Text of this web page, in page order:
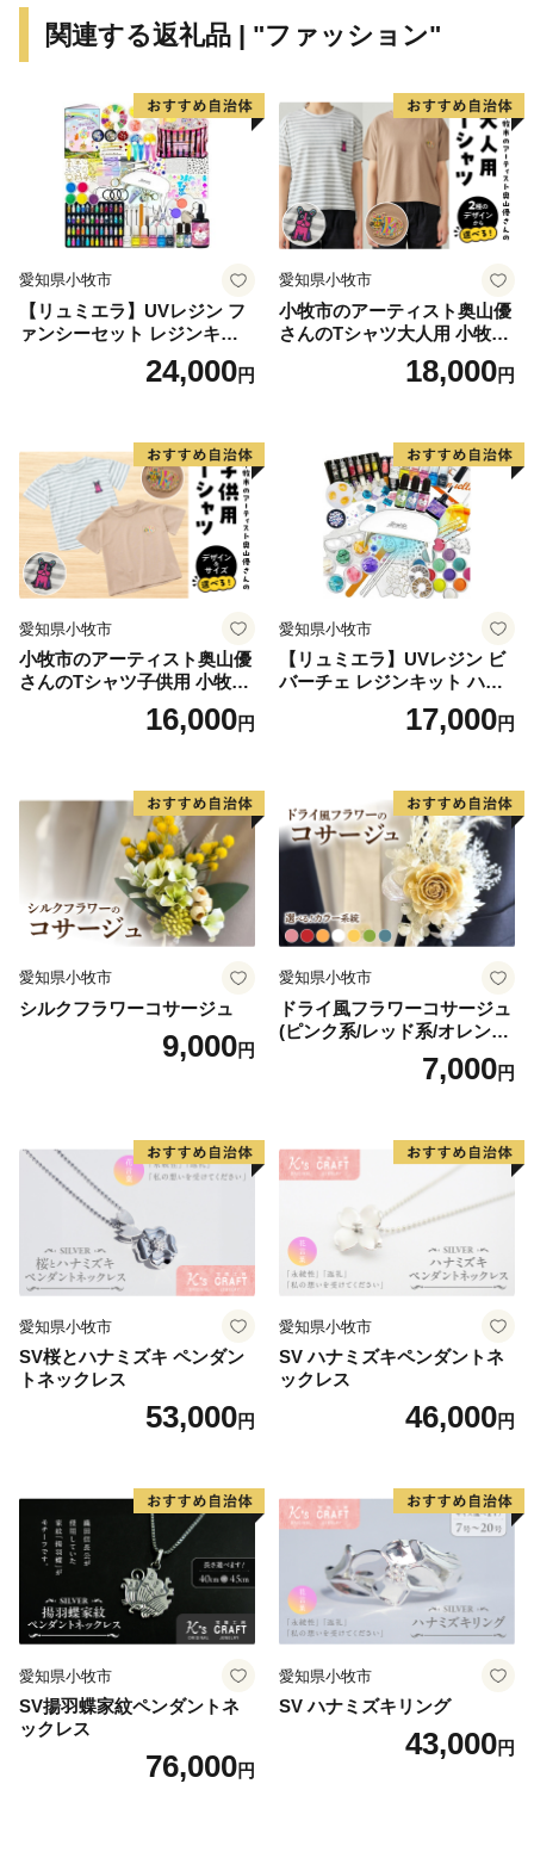
の事業に反映する「あだち虹色寄附制度」を設けていま
す。皆さんのふるさとである足立区への大切な想いを形
にしませんか。
関連する返礼品 | "ファッション"
愛知県小牧市
【リュミエラ】UVレジン フ
ァンシーセット レジンキッ
ト ハンドメイド レジンクラ
フト アクセサリーキット 手
24,000円
愛知県小牧市
小牧市のアーティスト奥山優
さんのTシャツ大人用 小牧市
18,000円
愛知県小牧市
小牧市のアーティスト奥山優
さんのTシャツ子供用 小牧市
16,000円
愛知県小牧市
【リュミエラ】UVレジン ビ
バーチェ レジンキット ハン
ドメイド レジンクラフト ア
クセサリーキット 手作り セ
17,000円
愛知県小牧市
シルクフラワーコサージュ
9,000円
愛知県小牧市
ドライ風フラワーコサージュ
(ピンク系/レッド系/オレンジ
系/ホワイト系/イエロー系/グ
リーン系/ブルー系）7,000円
愛知県小牧市
SV桜とハナミズキ ペンダン
トネックレス
53,000円
愛知県小牧市
SV ハナミズキペンダントネ
ックレス
46,000円
愛知県小牧市
SV揚羽蝶家紋ペンダントネ
ックレス
76,000円
愛知県小牧市
SV ハナミズキリング
43,000円